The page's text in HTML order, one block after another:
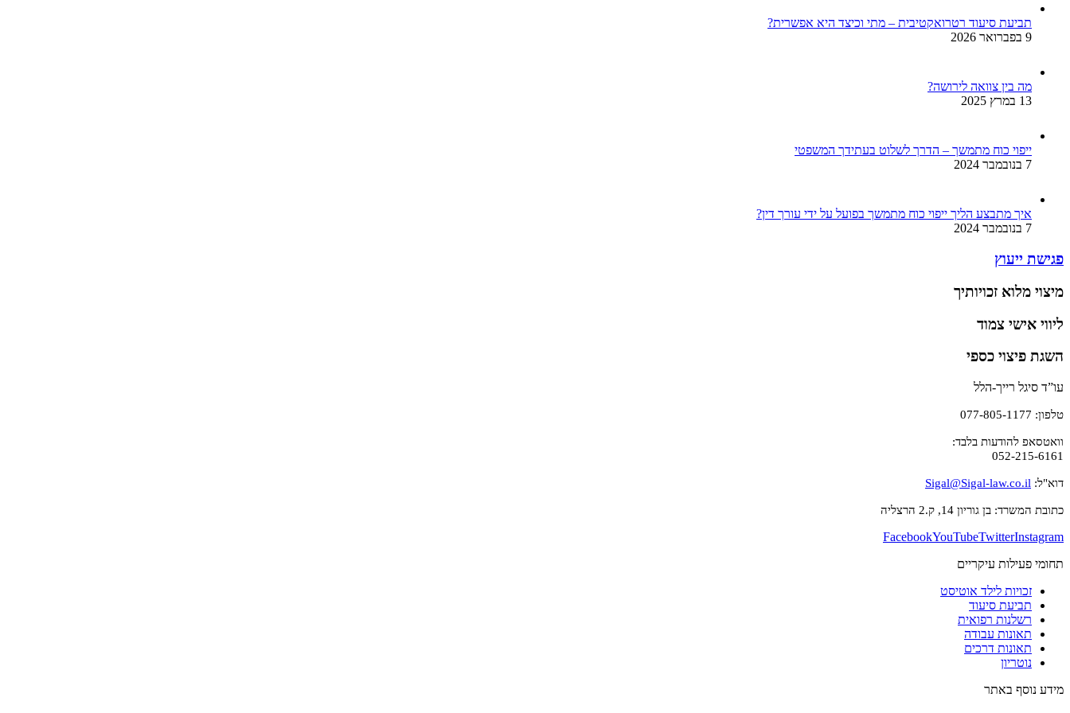
תביעת סיעוד רטרואקטיבית – מתי וכיצד היא אפשרית?
9 בפברואר 2026
מה בין צוואה לירושה?
13 במרץ 2025
ייפוי כוח מתמשך – הדרך לשלוט בעתידך המשפטי
7 בנובמבר 2024
איך מתבצע הליך ייפוי כוח מתמשך בפועל על ידי עורך דין?
7 בנובמבר 2024
פגישת ייעוץ
מיצוי מלוא זכויותיך
ליווי אישי צמוד
השגת פיצוי כספי
עו”ד סיגל רייך-הלל
טלפון: 077-805-1177
וואטסאפ להודעות בלבד:
052-215-6161
דוא"ל: Sigal@Sigal-law.co.il
כתובת המשרד: בן גוריון 14, ק.2 הרצליה
FacebookYouTubeTwitterInstagram
תחומי פעילות עיקריים
זכויות לילד אוטיסט
תביעת סיעוד
רשלנות רפואית
תאונות עבודה
תאונות דרכים
נוטריון
מידע נוסף באתר